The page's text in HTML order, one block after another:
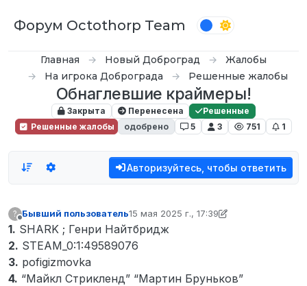
Форум Octothorp Team
Главная Новый Доброград
Жалобы
На игрока Доброграда
Решенные жалобы
Обнаглевшие краймеры!
Закрыта Перенесена
Решенные
Решенные жалобы
одобрено 5 3 751 1
Авторизуйтесь, чтобы ответить
?
Не в сети
Бывший пользователь15 мая 2025 г., 17:39
отредактировано Бывший
1. SHARK ; Генри Найтбридж
2. STEAM_0:1:49589076
3. pofigizmovka
4. “Майкл Стрикленд” “Мартин Бруньков”